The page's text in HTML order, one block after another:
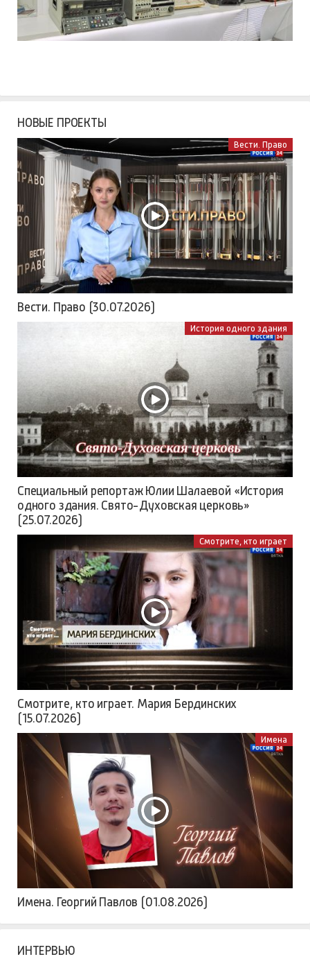
НОВЫЕ ПРОЕКТЫ
Вести. Право
Вести. Право (30.07.2026)
История одного здания
Специальный репортаж Юлии Шалаевой «История
одного здания. Свято-Духовская церковь»
(25.07.2026)
Смотрите, кто играет
Смотрите, кто играет. Мария Бердинских
(15.07.2026)
Имена
Имена. Георгий Павлов (01.08.2026)
ИНТЕРВЬЮ